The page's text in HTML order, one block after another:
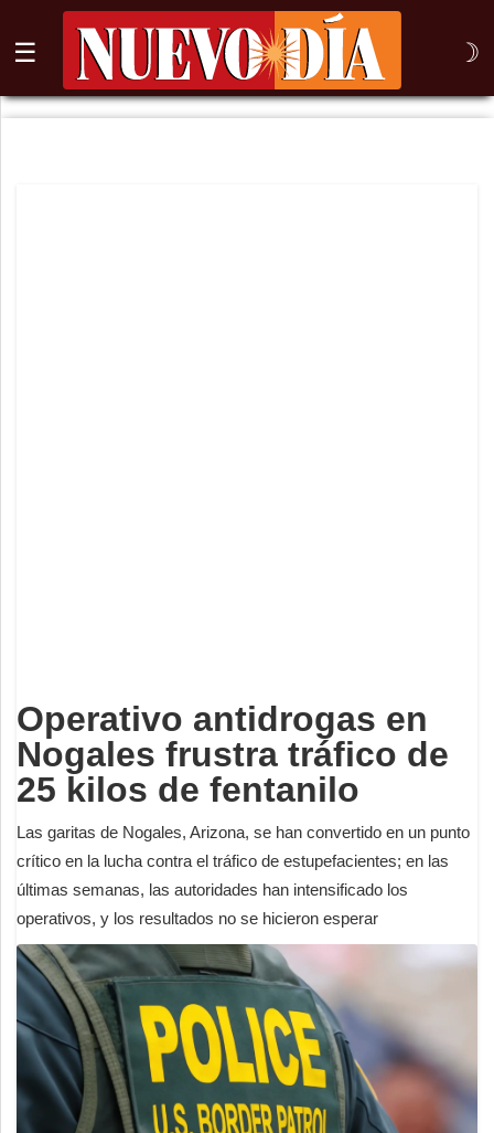
☰ ☽
⌕
Operativo antidrogas en
Nogales frustra tráfico de
25 kilos de fentanilo
Las garitas de Nogales, Arizona, se han convertido en un punto
crítico en la lucha contra el tráfico de estupefacientes; en las
últimas semanas, las autoridades han intensificado los
operativos, y los resultados no se hicieron esperar